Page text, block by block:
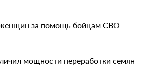
женщин за помощь бойцам СВО
мощности переработки семян